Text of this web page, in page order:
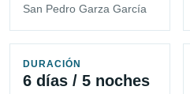
San Pedro Garza García
DURACIÓN
6 días / 5 noches